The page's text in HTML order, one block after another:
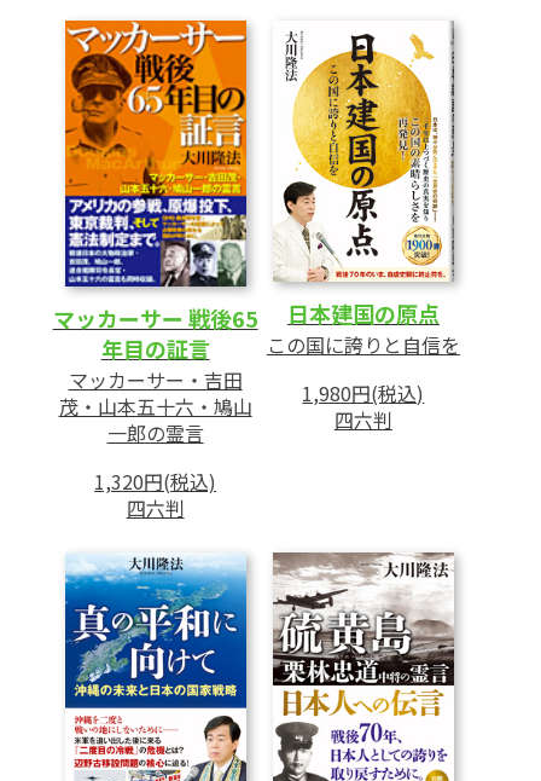
のか
3 「富士山噴火」もまだ、予兆にすぎな
い
4 天変地異を避けるにはどうすればよい
のか
5 「神々の警告」をどう受け止めるか
あとがき
マッカーサー 戦後65
年目の証言
マッカーサー・吉田
茂・山本五十六・鳩山
一郎の霊言
1,320円(税込)
四六判
日本建国の原点
この国に誇りと自信を
1,980円(税込)
四六判